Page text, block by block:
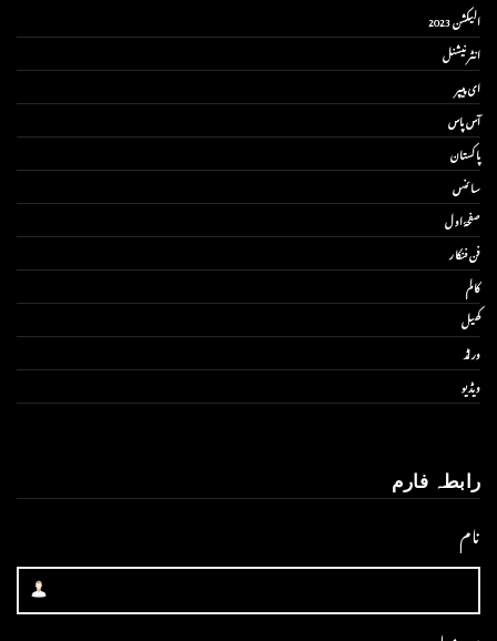
الیکشن 2023
انٹر نیشنل
ای پیپر
آس پاس
پاکستان
سائنس
صفحۂ اول
فن فنکار
کالم
کھیل
ورلڈ
ویڈیو
رابطہ فارم
نام